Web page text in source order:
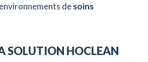
desoins
SOLUTION HOCLEAN